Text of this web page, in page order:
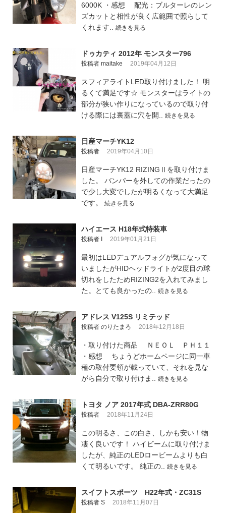
6000K ・感想 配光：ブルターレのレン
ズカットと相性が良く広範囲で照らして
くれます.. 続きを見る
ドゥカティ 2012年 モンスター796
投稿者 maitake 2019年04月12日
スフィアライトLED取り付けました！ 明
るくて満足です☆ モンスターはライトの
部分が狭い作りになっているので取り付
ける際には裏蓋に穴を開.. 続きを見る
日産マーチYK12
投稿者 2019年04月10日
日産マーチYK12 RIZINGⅡを取り付けま
した。 バンパーを外しての作業だったの
で少し大変でしたが明るくなって大満足
です。 続きを見る
ハイエース H18年式特装車
投稿者 I 2019年01月21日
最初はLEDデュアルフォグが気になって
いましたがHIDヘッドライトが2度目の球
切れをしたためRIZING2を入れてみまし
た。とても良かったの.. 続きを見る
アドレス V125S リミテッド
投稿者 のりたまろ 2018年12月18日
・取り付けた商品 ＮＥＯＬ ＰＨ１１
・感想 ちょうどホームページに同一車
種の取付要領が載っていて、それを見な
がら自分で取り付けま.. 続きを見る
トヨタ ノア 2017年式 DBA-ZRR80G
投稿者 2018年11月24日
この明るさ、この白さ、しかも安い！物
凄く良いです！ ハイビームに取り付けま
したが、純正のLEDロービームよりも白
くて明るいです。 純正の.. 続きを見る
スイフトスポーツ H22年式・ZC31S
投稿者 S 2018年11月07日